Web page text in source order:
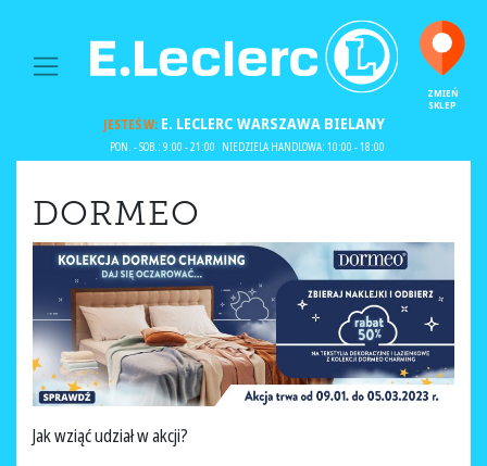
MAIN NAVIGATION
ZMIEŃ
SKLEP
JESTEŚ W:E. LECLERC WARSZAWA BIELANY
PON. - SOB.: 9:00 - 21:00 NIEDZIELA HANDLOWA: 10:00 - 18:00
DORMEO
Jak wziąć udział w akcji?